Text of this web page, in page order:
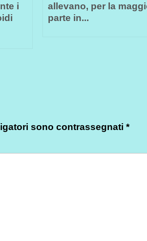
i
allevano, per la
parte in...
sono contrassegnati *